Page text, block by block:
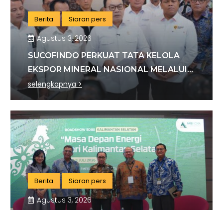
Berita Siaran pers
Agustus 3, 2026
SUCOFINDO PERKUAT TATA KELOLA
EKSPOR MINERAL NASIONAL MELALUI
SINERGI DENGAN KSP DAN DANANTARA
selengkapnya >
Berita Siaran pers
Agustus 3, 2026